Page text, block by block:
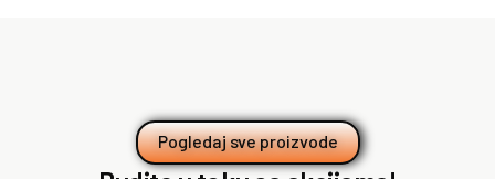
Pogledaj sve proizvode